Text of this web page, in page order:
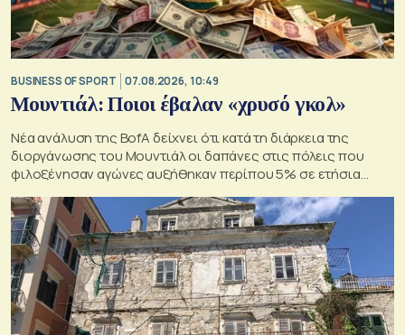
BUSINESS OF SPORT 07.08.2026, 10:49
Μουντιάλ: Ποιοι έβαλαν «χρυσό γκολ»
Νέα ανάλυση της BofA δείχνει ότι κατά τη διάρκεια της
διοργάνωσης του Μουντιάλ οι δαπάνες στις πόλεις που
φιλοξένησαν αγώνες αυξήθηκαν περίπου 5% σε ετήσια